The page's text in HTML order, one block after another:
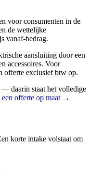
voor consumenten in de
de wettelijke
vanaf-bedrag.
aansluiting door een
accessoires. Voor
offerte exclusief btw op.
daarin staat het volledige
een offerte op maat →
korte intake volstaat om